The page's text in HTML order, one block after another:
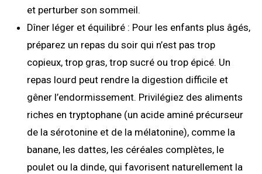
et perturber son sommeil.
Dîner léger et équilibré : Pour les enfants plus âgés,
préparez un repas du soir qui n’est pas trop
copieux, trop gras, trop sucré ou trop épicé. Un
repas lourd peut rendre la digestion difficile et
gêner l’endormissement. Privilégiez des aliments
riches en tryptophane (un acide aminé précurseur
de la sérotonine et de la mélatonine), comme la
banane, les dattes, les céréales complètes, le
poulet ou la dinde, qui favorisent naturellement la